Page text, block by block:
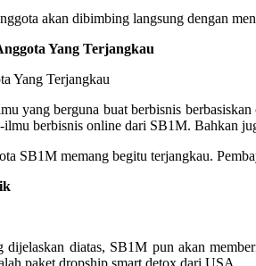
akan dibimbing langsung dengan
Yang Terjangkau
yang berguna buat berbisnis
ilmu berbisnis online dari SB1M. Bahkan
SB1M memang begitu terjangkau.
dijelaskan diatas, SB1M pun akan
paket dropship smart detox dari USA.